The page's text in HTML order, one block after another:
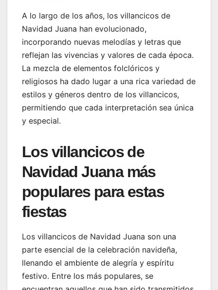
A lo largo de los años, los villancicos de
Navidad Juana han evolucionado,
incorporando nuevas melodías y letras que
reflejan las vivencias y valores de cada época.
La mezcla de elementos folclóricos y
religiosos ha dado lugar a una rica variedad de
estilos y géneros dentro de los villancicos,
permitiendo que cada interpretación sea única
y especial.
Los villancicos de
Navidad Juana más
populares para estas
fiestas
Los villancicos de Navidad Juana son una
parte esencial de la celebración navideña,
llenando el ambiente de alegría y espíritu
festivo. Entre los más populares, se